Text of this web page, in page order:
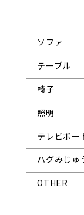
ソファ
テーブル
椅子
照明
テレビボー
ハグみじゅ
OTHER